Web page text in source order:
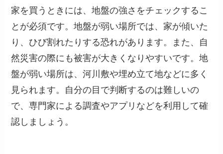
家を買うときには、地盤の強さをチェックするこ
とが必須です。地盤が弱い場所では、家が傾いた
り、ひび割れたりする恐れがあります。また、自
然災害の際にも被害が大きくなりやすいです。地
盤が弱い場所は、河川敷や埋め立て地などに多く
見られます。自分の目で判断するのは難しいの
で、専門家による調査やアプリなどを利用して確
認しましょう。